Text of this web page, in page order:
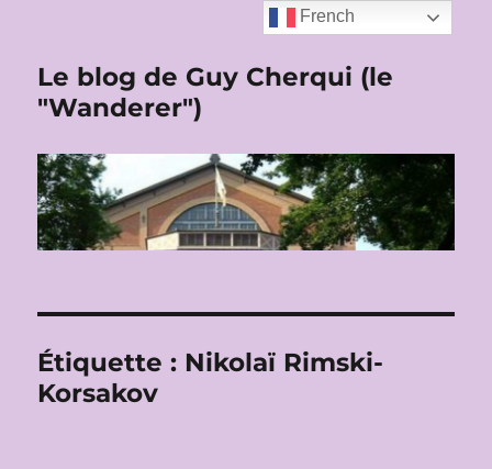
Le blog de Guy Cherqui (le
"Wanderer")
Étiquette : Nikolaï Rimski-
Korsakov
French